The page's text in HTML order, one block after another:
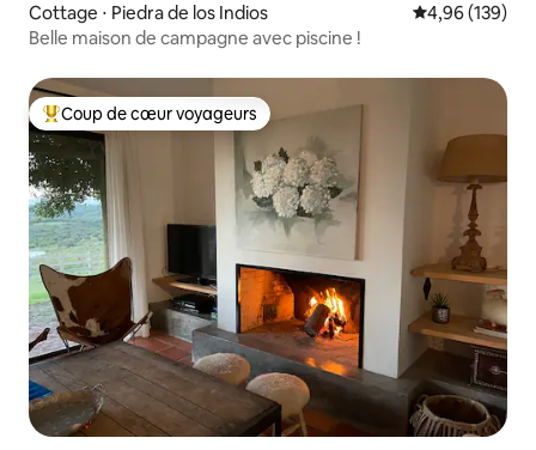
Cottage ⋅ Piedra de los Indios Évaluation
4,96 (139)
Belle maison de campagne avec piscine !
Coups de cœur voyageurs les plus appréciés
Coup de cœur voyageurs